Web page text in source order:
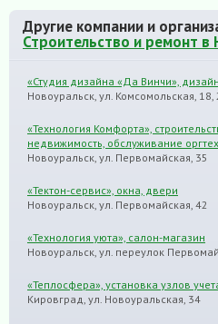
Другие компании и
Строительство и ремонт в
«Студия дизайна «Да Винчи»,
Новоуральск, ул. Комсомольская, 18,
«Технология Комфорта»,
недвижимость, обслуживание
Новоуральск, ул. Первомайская, 35
«Тектон-сервис», окна, двери
Новоуральск, ул. Первомайская, 42
«Технология уюта», салон-магазин
Новоуральск, ул. переулок
«Теплосфера», установка узлов
Кировград, ул. Новоуральская, 34